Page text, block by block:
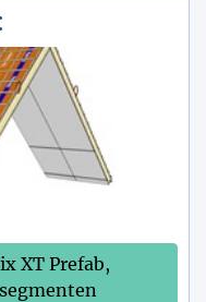
XT Prefab,